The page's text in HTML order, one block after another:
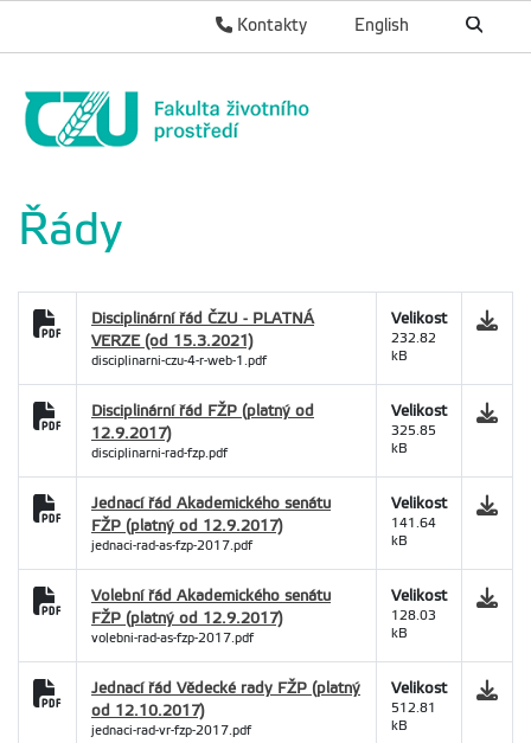
English
Kontakty
Řády
Disciplinární řád ČZU - PLATNÁ
VERZE (od 15.3.2021)
disciplinarni-czu-4-r-web-1.pdf
Velikost
232.82
kB
Disciplinární řád FŽP (platný od
12.9.2017)
disciplinarni-rad-fzp.pdf
Velikost
325.85
kB
Jednací řád Akademického senátu
FŽP (platný od 12.9.2017)
jednaci-rad-as-fzp-2017.pdf
Velikost
141.64
kB
Volební řád Akademického senátu
FŽP (platný od 12.9.2017)
volebni-rad-as-fzp-2017.pdf
Velikost
128.03
kB
Jednací řád Vědecké rady FŽP (platný
od 12.10.2017)
jednaci-rad-vr-fzp-2017.pdf
Velikost
512.81
kB